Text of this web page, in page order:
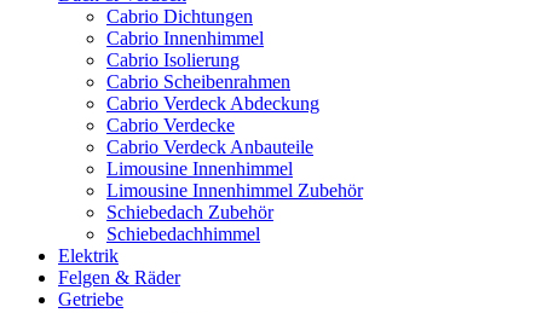
Cabrio Dichtungen
Cabrio Innenhimmel
Cabrio Isolierung
Cabrio Scheibenrahmen
Cabrio Verdeck Abdeckung
Cabrio Verdecke
Cabrio Verdeck Anbauteile
Limousine Innenhimmel
Limousine Innenhimmel Zubehör
Schiebedach Zubehör
Schiebedachhimmel
Elektrik
Felgen & Räder
Getriebe